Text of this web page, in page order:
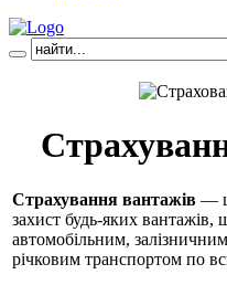
Страхування вантажів —
захист будь-яких вантажів,
автомобільним,
річковим транспортом по